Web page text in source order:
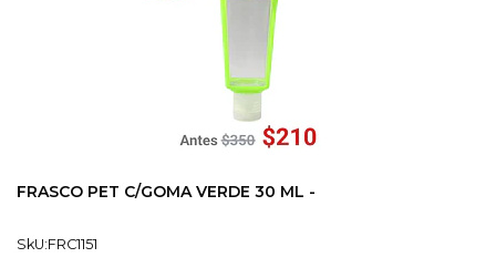
FRASCO PET C/GOMA VERDE 30 ML -
SkU:FRC1151